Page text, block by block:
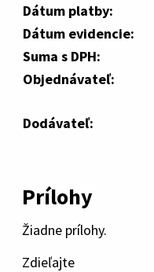
Dátum platby:
Dátum evidencie:
Suma s DPH:
Objednávateľ:
Dodávateľ:
Prílohy
Žiadne prílohy.
Zdieľajte